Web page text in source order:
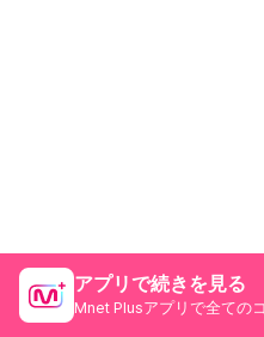
アプリで続きを見る
Mnet Plusアプリで全ての